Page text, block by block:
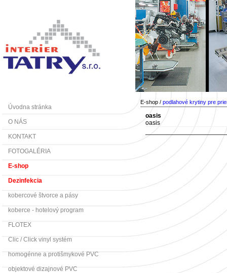
Úvodna stránka
O NÁS
KONTAKT
FOTOGALÉRIA
E-shop
Dezinfekcia
kobercové štvorce a pásy
koberce - hotelový program
FLOTEX
Clic / Click vinyl systém
homogénne a protišmykové PVC
objektové dizajnové PVC
E-shop / podlahové krytiny pre
oasis
oasis